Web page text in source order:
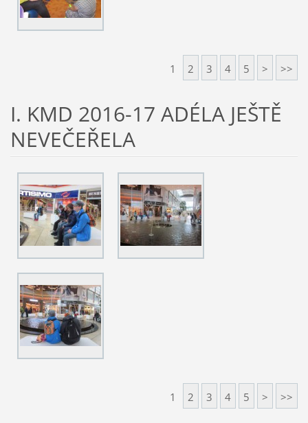
1 2 3 4 5 > >>
I. KMD 2016-17 ADÉLA JEŠTĚ
NEVEČEŘELA
1 2 3 4 5 > >>